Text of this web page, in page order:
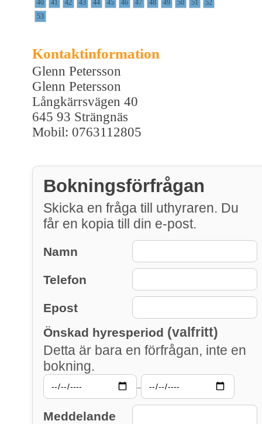
40
41 42 43 44 45 46 47 48 49 50 51
52
53
Kontaktinformation
Glenn Petersson
Glenn Petersson
Långkärrsvägen 40
645 93 Strängnäs
Mobil: 0763112805
Bokningsförfrågan
Skicka en fråga till uthyraren. Du
får en kopia till din e-post.
Namn
Telefon
Epost
Önskad hyresperiod (valfritt)
Detta är bara en förfrågan, inte en
bokning.
–
Meddelande